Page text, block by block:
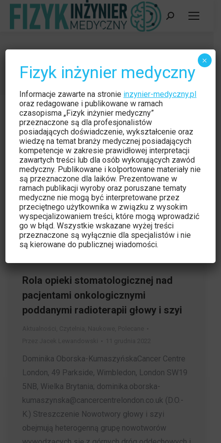
Szukaj:
Jesteś tutaj:
Strona główna 2022 grudzień 11
Rola opieki stomatologicznej nad
pacjentami onkologicznymi
poddanymi radioterapii głowy i szyi
Dominika Oborska-KumaszyńskaCancer Centre
London, 49 Parkside, Wimbledon, London SW19
5NB, Wielka Brytania; dominika.oborska-
kumaszynska@cancercentrelondon.co.uk (D.O.-
K.) Streszczenie Nowotwory głowy i szyi
obejmują heterogenną grupę nowotworów
Fizyk inżynier medyczny
Informacje zawarte na stronie inzynier-medyczny.pl
oraz redagowane i publikowane w ramach
czasopisma „Fizyk inżynier medyczny”
przeznaczone są dla profesjonalistów
posiadających doświadczenie, wykształcenie oraz
wiedzę na temat branży medycznej posiadających
kompetencje w zakresie prawidłowej interpretacji
zawartych treści lub dla osób wykonujących zawód
medyczny. Publikowane i kolportowane materiały nie
są przeznaczone dla laików. Prezentowane w
ramach publikacji wyroby oraz poruszane tematy
medyczne nie mogą być interpretowane przez
przeciętnego użytkownika w związku z wysokim
wyspecjalizowaniem treści, które mogą wprowadzić
go w błąd. Wszystkie wskazane wyżej treści
przeznaczone są wyłącznie dla specjalistów i nie
są kierowane do publicznej wiadomości.
×